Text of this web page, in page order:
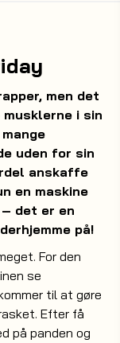
men det
i sin
uden for sin
anskaffe
en maskine
det er en
på!
For den
se
til at gøre
Efter få
på panden og